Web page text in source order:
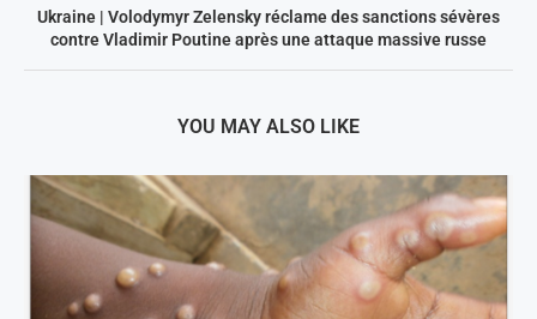
Ukraine | Volodymyr Zelensky réclame des sanctions sévères
contre Vladimir Poutine après une attaque massive russe
YOU MAY ALSO LIKE